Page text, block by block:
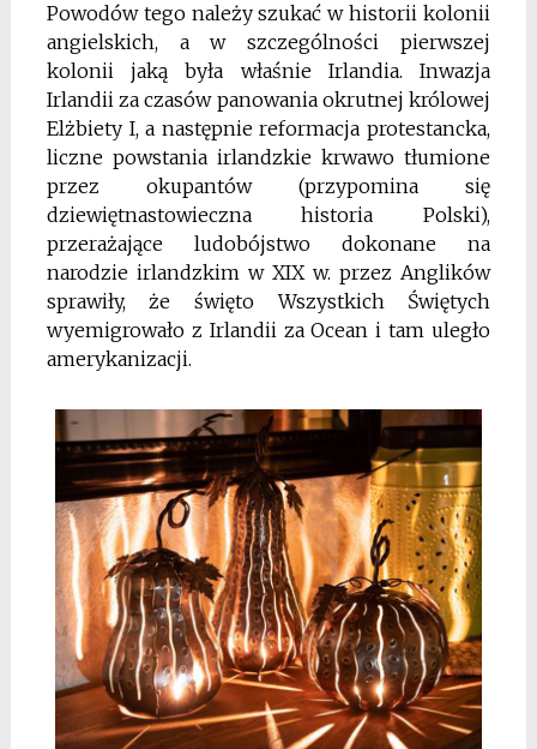
Powodów tego należy szukać w historii kolonii
angielskich, a w szczególności pierwszej
kolonii jaką była właśnie Irlandia. Inwazja
Irlandii za czasów panowania okrutnej królowej
Elżbiety I, a następnie reformacja protestancka,
liczne powstania irlandzkie krwawo tłumione
przez okupantów (przypomina się
dziewiętnastowieczna historia Polski),
przerażające ludobójstwo dokonane na
narodzie irlandzkim w XIX w. przez Anglików
sprawiły, że święto Wszystkich Świętych
wyemigrowało z Irlandii za Ocean i tam uległo
amerykanizacji.